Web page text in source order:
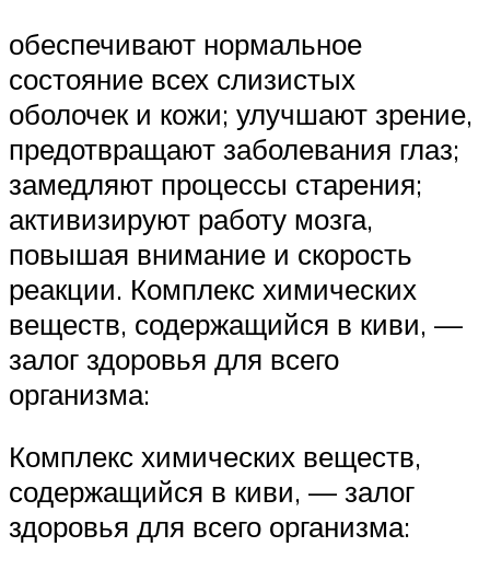
обеспечивают нормальное
состояние всех слизистых
оболочек и кожи; улучшают зрение,
предотвращают заболевания глаз;
замедляют процессы старения;
активизируют работу мозга,
повышая внимание и скорость
реакции. Комплекс химических
веществ, содержащийся в киви, —
залог здоровья для всего
организма:
Комплекс химических веществ,
содержащийся в киви, — залог
здоровья для всего организма: